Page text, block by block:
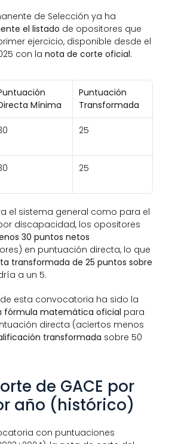
el listado de opositores que
ejercicio, disponible desde el
con la nota de corte oficial:
Mínima
Puntuación
Transformada
25
25
el sistema general como para el
discapacidad, los opositores
30 puntos netos
en puntuación directa, lo que
transformada de 25 puntos sobre
a un 5.
esta convocatoria ha sido la
fórmula matemática oficial para
directa (aciertos menos
transformada sobre 50
de GACE por
año (histórico)
con puntuaciones